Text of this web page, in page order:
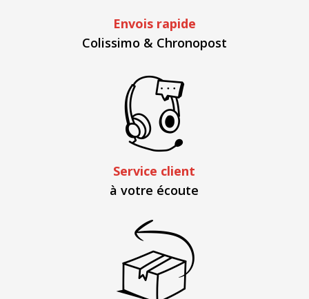
Envois rapide
Colissimo & Chronopost
Service client
à votre écoute